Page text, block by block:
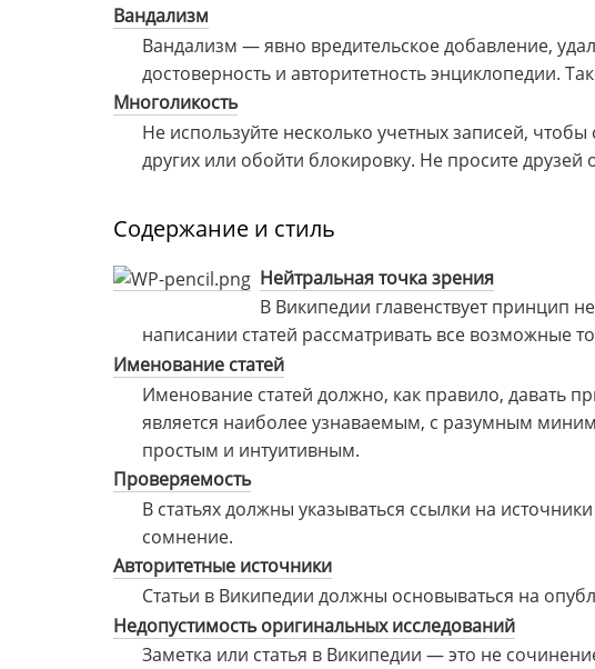
Вандализм
Вандализм — явно вредительское добавление,
достоверность и авторитетность энциклопедии.
Многоликость
Не используйте несколько учетных записей,
других или обойти блокировку. Не просите
Содержание и стиль
Нейтральная точка зрения
В Википедии главенствует принцип
написании статей рассматривать все возможные
Именование статей
Именование статей должно, как правило, давать
является наиболее узнаваемым, с разумным
простым и интуитивным.
Проверяемость
В статьях должны указываться ссылки на
сомнение.
Авторитетные источники
Статьи в Википедии должны основываться на
Недопустимость оригинальных исследований
Заметка или статья в Википедии — это не